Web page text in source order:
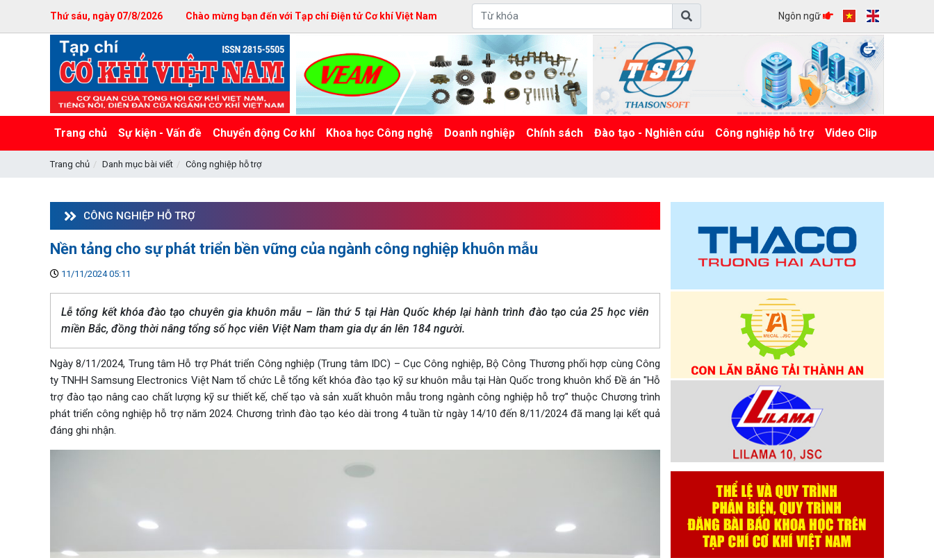
Thứ sáu, ngày 07/8/2026 Chào mừng bạn đến với Tạp chí Điện tử Cơ khí Việt Nam Ngôn ngữ
Trang chủ Sự kiện - Vấn đề Chuyển động Cơ khí Khoa học Công nghệ Doanh nghiệp Chính sách Đào tạo - Nghiên cứu Công nghiệp hỗ trợ Video Clip
Trang chủ Danh mục bài viết Công nghiệp hỗ trợ
CÔNG NGHIỆP HỖ TRỢ
Nền tảng cho sự phát triển bền vững của ngành công nghiệp khuôn mẫu
11/11/2024 05:11
Lễ tổng kết khóa đào tạo chuyên gia khuôn mẫu – lần thứ 5 tại Hàn Quốc khép lại hành trình đào tạo của 25 học viên
miền Bắc, đồng thời nâng tổng số học viên Việt Nam tham gia dự án lên 184 người.
Ngày 8/11/2024, Trung tâm Hỗ trợ Phát triển Công nghiệp (Trung tâm IDC) – Cục Công nghiệp, Bộ Công Thương phối hợp cùng Công
ty TNHH Samsung Electronics Việt Nam tổ chức Lễ tổng kết khóa đào tạo kỹ sư khuôn mẫu tại Hàn Quốc trong khuôn khổ Đề án "Hỗ
trợ đào tạo nâng cao chất lượng kỹ sư thiết kế, chế tạo và sản xuất khuôn mẫu trong ngành công nghiệp hỗ trợ" thuộc Chương trình
phát triển công nghiệp hỗ trợ năm 2024. Chương trình đào tạo kéo dài trong 4 tuần từ ngày 14/10 đến 8/11/2024 đã mang lại kết quả
đáng ghi nhận.